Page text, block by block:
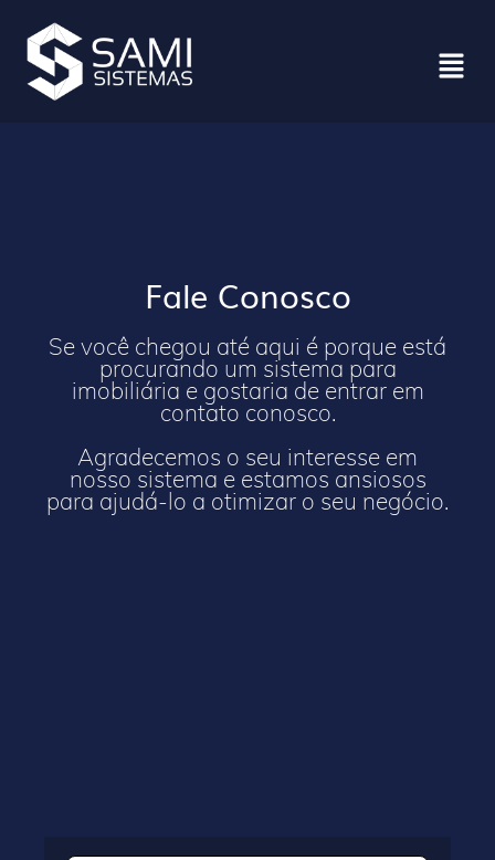
Fale Conosco
Se você chegou até aqui é porque está
procurando um sistema para
imobiliária e gostaria de entrar em
contato conosco.
Agradecemos o seu interesse em
nosso sistema e estamos ansiosos
para ajudá-lo a otimizar o seu negócio.